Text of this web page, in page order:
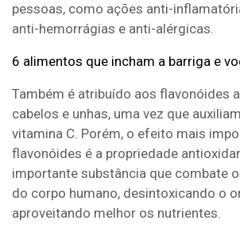
pessoas, como ações anti-
anti-hemorrágias e anti-alérgicas.
6 alimentos que incham a barriga e
Também é atribuído aos flavonóides
cabelos e unhas, uma vez que
vitamina C. Porém, o efeito mais
flavonóides é a propriedade
importante substância que combate
do corpo humano, desintoxicando o
aproveitando melhor os nutrientes.